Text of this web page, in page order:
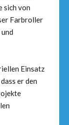
sich von
Farbroller
Einsatz
er den